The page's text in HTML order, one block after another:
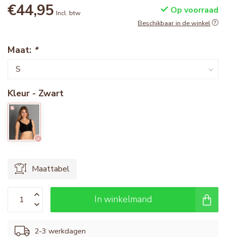
€44,95 Incl. btw Op voorraad
Beschikbaar in de winkel
Maat: *
Kleur - Zwart
Maattabel
In winkelmand
2-3 werkdagen